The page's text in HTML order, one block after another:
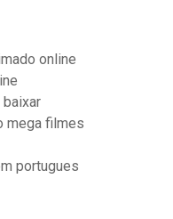
online
mega filmes
portugues